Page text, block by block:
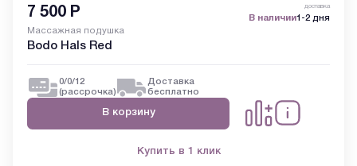
7 500 Р доставка
В наличии1-2 дня
Массажная подушка
Bodo Hals Red
0/0/12
(рассрочка)
Доставка
бесплатно
В корзину
Купить в 1 клик